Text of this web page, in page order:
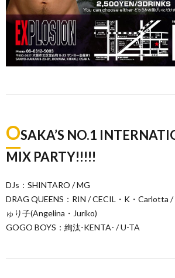
OSAKA’S NO.1
MIX PARTY!!!!!
DJs：SHINTARO / MG
DRAG QUEENS：RIN / CECIL・K・Carlotta
ゅり子(Angelina・Juriko)
GOGO BOYS：絢汰-KENTA- / U-TA